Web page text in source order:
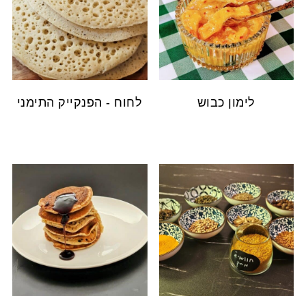
לימון כבוש לחוח - הפנקייק התימני